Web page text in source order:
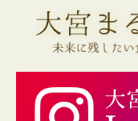
商品一覧